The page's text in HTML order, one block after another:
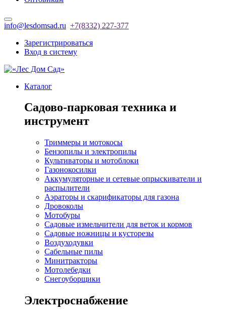
info@lesdomsad.ru +7(8332) 227-377
Зарегистрироваться
Вход в систему
Каталог
Садово-парковая техника и
инструмент
Триммеры и мотокосы
Бензопилы и электропилы
Культиваторы и мотоблоки
Газонокосилки
Аккумуляторные и сетевые опрыскиватели и
распылители
Аэраторы и скарификаторы для газона
Дровоколы
Мотобуры
Садовые измельчители для веток и кормов
Садовые ножницы и кусторезы
Воздуходувки
Сабельные пилы
Минитракторы
Мотолебедки
Снегоуборщики
Электроснабжение